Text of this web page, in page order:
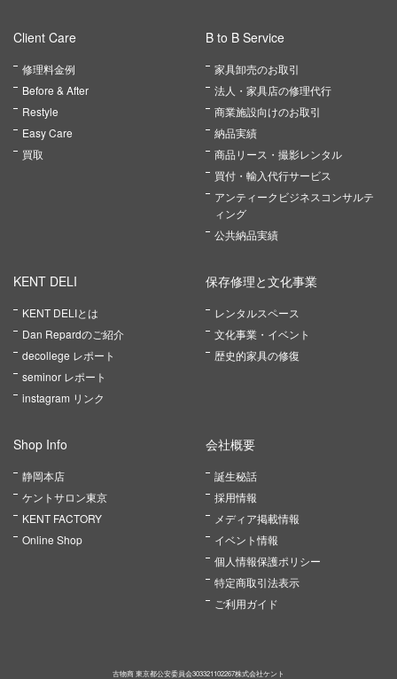
Client Care
修理料金例
Before & After
Restyle
Easy Care
買取
B to B Service
家具卸売のお取引
法人・家具店の修理代行
商業施設向けのお取引
納品実績
商品リース・撮影レンタル
買付・輸入代行サービス
アンティークビジネスコンサルテ
ィング
公共納品実績
KENT DELI
KENT DELIとは
Dan Repardのご紹介
decollege レポート
seminor レポート
instagram リンク
保存修理と文化事業
レンタルスペース
文化事業・イベント
歴史的家具の修復
Shop Info
静岡本店
ケントサロン東京
KENT FACTORY
Online Shop
会社概要
誕生秘話
採用情報
メディア掲載情報
イベント情報
個人情報保護ポリシー
特定商取引法表示
ご利用ガイド
古物商 東京都公安委員会303321102267株式会社ケント